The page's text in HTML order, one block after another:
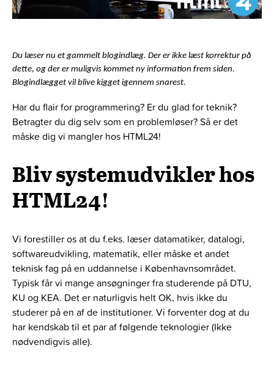
Du læser nu et gammelt blogindlæg. Der er ikke læst korrektur på
dette, og der er muligvis kommet ny information frem siden.
Blogindlægget vil blive kigget igennem snarest.
Har du flair for programmering? Er du glad for teknik?
Betragter du dig selv som en problemløser? Så er det
måske dig vi mangler hos HTML24!
Bliv systemudvikler hos
HTML24!
Vi forestiller os at du f.eks. læser datamatiker, datalogi,
softwareudvikling, matematik, eller måske et andet
teknisk fag på en uddannelse i Københavnsområdet.
Typisk får vi mange ansøgninger fra studerende på DTU,
KU og KEA. Det er naturligvis helt OK, hvis ikke du
studerer på en af de institutioner. Vi forventer dog at du
har kendskab til et par af følgende teknologier (Ikke
nødvendigvis alle).